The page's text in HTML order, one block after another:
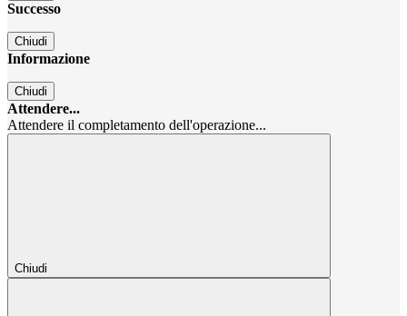
Successo
Chiudi
Informazione
Chiudi
Attendere...
Attendere il completamento dell'operazione...
Chiudi